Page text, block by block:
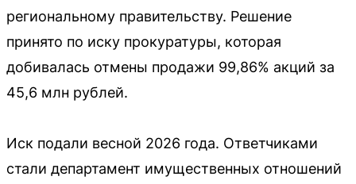
региональному правительству. Решение
принято по иску прокуратуры, которая
добивалась отмены продажи 99,86% акций за
45,6 млн рублей.
Иск подали весной 2026 года. Ответчиками
стали департамент имущественных отношений